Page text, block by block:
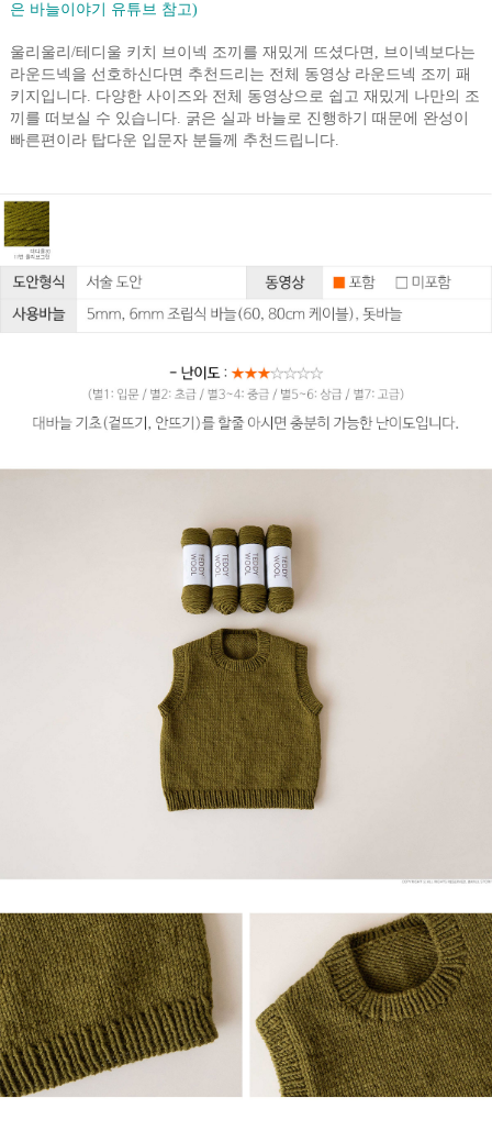
은 바늘이야기 유튜브 참고)
울리울리/테디울 키치 브이넥 조끼를 재밌게 뜨셨다면, 브이넥보다는
라운드넥을 선호하신다면 추천드리는 전체 동영상 라운드넥 조끼 패
키지입니다. 다양한 사이즈와 전체 동영상으로 쉽고 재밌게 나만의 조
끼를 떠보실 수 있습니다. 굵은 실과 바늘로 진행하기 때문에 완성이
빠른편이라 탑다운 입문자 분들께 추천드립니다.